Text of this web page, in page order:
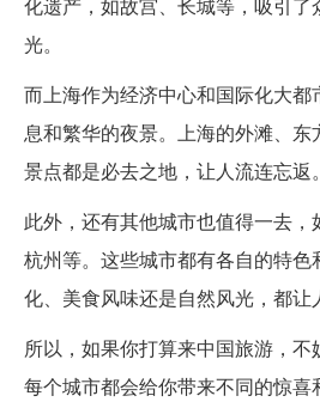
化遗产，如故宫、长城等，吸引
光。
而上海作为经济中心和国际化大
息和繁华的夜景。上海的外滩、
景点都是必去之地，让人流连忘返。
此外，还有其他城市也值得一去，
杭州等。这些城市都有各自的特色
化、美食风味还是自然风光，都让
所以，如果你打算来中国旅游，不
每个城市都会给你带来不同的惊喜